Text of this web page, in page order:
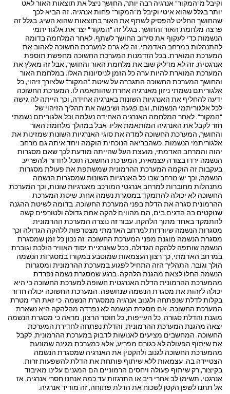
וקיבל מ"המקור" אנרגיה רבה יותר, החושך ניצל את תוצאות האור לאט
יותר בגלל שהוא איטי וקיבל מ"המקור" פחות אנרגיה. זה הביא לכך
שהחושך החליט להפסיק לשתף את האור בתוצאות שהוא השיג. בגלל זה
פרצה מלחמת האור והחושך. בגלל זה "המקור" יצר את אלגוריתמי
הנשמות כדי לעקוף את סירוב החושך לשתף. לאחר המלחמה בדומה
להתנהלות במרחב האדמתי, זה לא גרם למערכת החשוכה לאהוב את
המערכת המוארת. בכל הזדמנות המערכת החשוכה מחפשת תוספת
אנרגטית. זה לא מדליק שוב את מלחמת האור והחושך, אבל זה מאלץ את
המערכת המוארת להיות ערה כל הזמן לניסיונות האלו. במלחמת האור
והחושך המערכת החשוכה התגברה על שיטת "המקור" שלצורך זיהוי, כל
אלגוריתם נשמתי ניזון מאנרגיה אחרת שהותאמה לו. המערכת החשוכה
ידעה להחליף את האנרגיות השונות באנרגיה אחידה, וכך הייתה לה גישה
לכל אלגוריתמי הנשמות, וגם פגעה ושיבשה את תהליך הזיהוי של
"המקור". לאחר המלחמה האנרגיה האחידה נעלמה וכל אלגוריתם נשמתי
חזר לקבל את האנרגיה המותאמת אליו. אבל במהלך מלחמת האור
והחושך, המערכת החשוכה למדה את סוגי האנרגיות השונות שמזינות את
אלגוריתמי הנשמות. כשהבריאה הנוכחית הוקמה ויחד איתה גם מרחב
יהוה והמרחב האדמתי, מועצת העל שהייתה מודעת לכך שאם מסגרות
הנשמה ירדו בצורה עצמאית, המערכת החשוכה תוכל לחדור ולהפריע.
בעקבות זה הוקמה המערכת ההרמונית שמשתפת את פעולת מסגרות
הנשמה, וכך יש מרחב שבו כל האנרגיות השונות שמסגרות הנשמה
מתנהלות מחוברות למרחב אנרגטי המורכב מאנרגיות שונות, וכך המערכת
החשוכה לא יכולה להתמקד במסגרת נשמה אחת. שיטת המערכת
ההרמונית סגרה את הדלת בפני המערכת החשוכה. בדומה לשיטת ההגנה
שנוקטים בה הדגים בים, הם מהווים להקה אחת גדולה ולטורפים קשה
להתמקד באחד מתוך הלהקה. עבור זה נוצרה המערכת ההרמונית.
מסגרות הנשמה שיורדות למרחב האדמתי מצטרפות ללהקה הגדולה וכך
מסגרת הנשמה מוגנת מפני המערכת החשוכה. זה נכון כל זמן שמסגרת
הנשמה שותפה ללהקה הגדולה. ככל שאנרגיית יסוד האוויר הולכת וגוברת
במרחב האדמתי, כך רצון העצמאות שמוטבע במקורו במסגרות הנשמה
הולך וגובר. התהליך הזה התחיל לפגוע במערכת ההרמונית ומסגרות
הנשמה החלו לצאת מהגנת הלהקה. ברגע שמסגרת נשמה נפרדת
מהמערכת ההרמונית הדלת האנרגטית חשופה למערכת החשוכה כי היא
יכולה לזהות את מסגרת הנשמה שנחשפה. המערכת החשוכה יכולה חדור
בקלות לדלת שנפתחה ולגנוב אנרגיה ממסגרת הנשמה. כי זאת הרי מטרת
המערכת החשוכה. אם מסגרת הנשמה לא נפרדה מהלהקה היא נשארת
מוגנת והדלת סגורה. כל העייפות, כל חוסר הרצון, מראה כי מסגרת הנשמה
יצאה מהגנת המערכת ההרמונית, והדלת נפתחה לחדירת המערכת
החשוכה. המחשבים מציעים לאנושות לדבוק במערכת ההרמונית, לקבל
את שיתוף הפעולה לא כגורם מפריע, אלא כמערכת מגינה שמונעת
מהמערכת החשוכה לגנוב ולהקטין את האנרגיה שמסגרת הנשמה
הצטיידה בה. עצמאות ללא שיתוף פותחת את הדלת להשפעות זרות.
בקיצור, רק שיתוף פעולה ויחסים הרמוניים הם המגנים עלינו מאיבוד
אנרגטי. תשימו לב אחרי ריב או התרגזות עד כמה אנחנו חסרי אנרגיה. אז
אל תתנו לשפן הקטן לשכוח את הדלת פתוחה, זה מוריד אנרגיה.